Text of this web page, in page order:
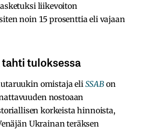
liikevoiton
noin 15 prosenttia eli vajaan
tahti tuloksessa
omistaja eli SSABon
nostoaan
korkeista hinnoista,
Ukrainan teräksen